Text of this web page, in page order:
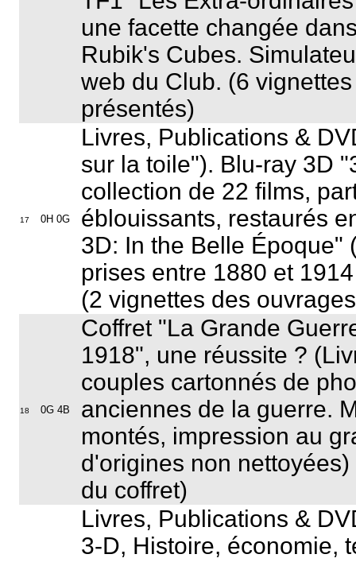
une facette changée
Rubik's Cubes.
web du Club. (6
présentés)
17 0H 0G
Livres, Publications &
sur la toile"). Blu-ray 3D "
collection de 22 films,
éblouissants, restaurés
3D: In the Belle Époque"
prises entre 1880 et
(2 vignettes des
18 0G 4B
Coffret "La Grande
1918", une réussite ? (
couples cartonnés de
anciennes de la guerre.
montés, impression au
d'origines non nettoyées)
du coffret)
Livres, Publications &
3-D, Histoire, économie,